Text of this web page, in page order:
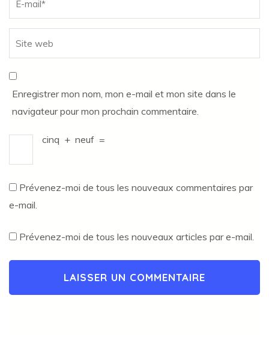
Enregistrer mon nom, mon e-mail et mon site dans le
navigateur pour mon prochain commentaire.
cinq + neuf =
Prévenez-moi de tous les nouveaux commentaires par
e-mail.
Prévenez-moi de tous les nouveaux articles par e-mail.